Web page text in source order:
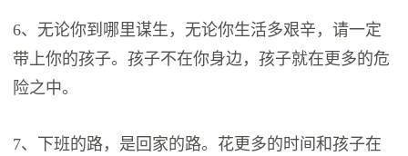
6、无论你到哪里谋生，无论你生活多艰辛，请一定
带上你的孩子。孩子不在你身边，孩子就在更多的危
险之中。
7、下班的路，是回家的路。花更多的时间和孩子在